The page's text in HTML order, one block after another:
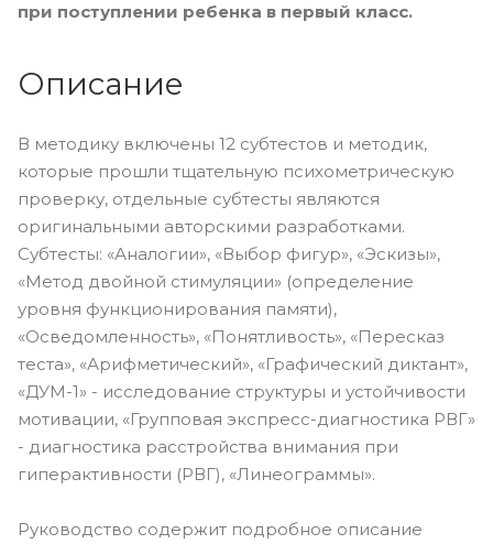
при поступлении ребенка в первый класс.
Описание
В методику включены 12 субтестов и методик,
которые прошли тщательную психометрическую
проверку, отдельные субтесты являются
оригинальными авторскими разработками.
Субтесты: «Аналогии», «Выбор фигур», «Эскизы»,
«Метод двойной стимуляции» (определение
уровня функционирования памяти),
«Осведомленность», «Понятливость», «Пересказ
теста», «Арифметический», «Графический диктант»,
«ДУМ-1» - исследование структуры и устойчивости
мотивации, «Групповая экспресс-диагностика РВГ»
- диагностика расстройства внимания при
гиперактивности (РВГ), «Линеограммы».
Руководство содержит подробное описание